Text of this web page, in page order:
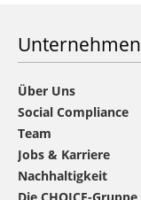
Unternehmen
Über Uns
Social Compliance
Team
Jobs & Karriere
Nachhaltigkeit